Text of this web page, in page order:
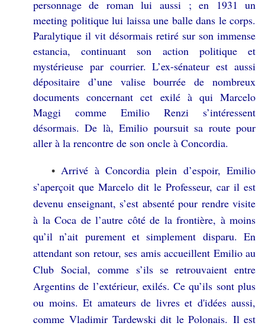
personnage de roman lui aussi ; en 1931 un
meeting politique lui laissa une balle dans le corps.
Paralytique il vit désormais retiré sur son immense
estancia, continuant son action politique et
mystérieuse par courrier. L’ex-sénateur est aussi
dépositaire d’une valise bourrée de nombreux
documents concernant cet exilé à qui Marcelo
Maggi comme Emilio Renzi s’intéressent
désormais. De là, Emilio poursuit sa route pour
aller à la rencontre de son oncle à Concordia.
• Arrivé à Concordia plein d’espoir, Emilio
s’aperçoit que Marcelo dit le Professeur, car il est
devenu enseignant, s’est absenté pour rendre visite
à la Coca de l’autre côté de la frontière, à moins
qu’il n’ait purement et simplement disparu. En
attendant son retour, ses amis accueillent Emilio au
Club Social, comme s’ils se retrouvaient entre
Argentins de l’extérieur, exilés. Ce qu’ils sont plus
ou moins. Et amateurs de livres et d'idées aussi,
comme Vladimir Tardewski dit le Polonais. Il est